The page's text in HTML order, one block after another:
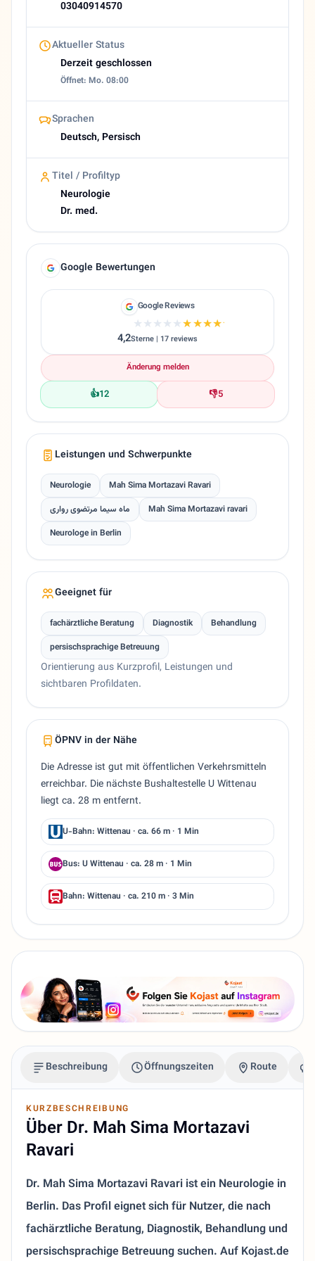
03040914570
Aktueller Status
Derzeit geschlossen
Öffnet: Mo. 08:00
Sprachen
Deutsch, Persisch
Titel / Profiltyp
Neurologie
Dr. med.
Google Bewertungen
Google Reviews
★★★★★★★★★★
4,2Sterne | 17 reviews
Änderung melden
👍12 👎5
Leistungen und Schwerpunkte
Neurologie
Mah Sima Mortazavi Ravari
ماه سیما مرتضوی رواری
Mah Sima Mortazavi ravari
Neurologe in Berlin
Geeignet für
fachärztliche Beratung Diagnostik
Behandlung
persischsprachige Betreuung
Orientierung aus Kurzprofil, Leistungen und
sichtbaren Profildaten.
ÖPNV in der Nähe
Die Adresse ist gut mit öffentlichen Verkehrsmitteln
erreichbar. Die nächste Bushaltestelle U Wittenau
liegt ca. 28 m entfernt.
U-Bahn: Wittenau · ca. 66 m · 1 Min
Bus: U Wittenau · ca. 28 m · 1 Min
Bahn: Wittenau · ca. 210 m · 3 Min
Beschreibung Öffnungszeiten Route
KURZBESCHREIBUNG
Über Dr. Mah Sima Mortazavi
Ravari
Dr. Mah Sima Mortazavi Ravari ist ein Neurologie in
Berlin. Das Profil eignet sich für Nutzer, die nach
fachärztliche Beratung, Diagnostik, Behandlung und
persischsprachige Betreuung suchen. Auf Kojast.de